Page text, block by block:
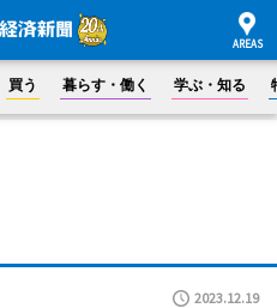
買う 暮らす・働く 学ぶ・知る
2023.12.19